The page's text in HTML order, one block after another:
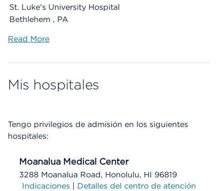
St. Luke's University Hospital
Bethlehem , PA
Read More
Mis hospitales
Tengo privilegios de admisión en los siguientes
hospitales:
Moanalua Medical Center
3288 Moanalua Road, Honolulu, HI 96819
Indicaciones | Detalles del centro de atención